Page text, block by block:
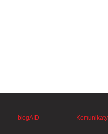
blogAID Komunikaty